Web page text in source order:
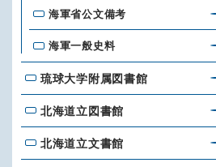
海軍省公文備考
海軍一般史料
琉球大学附属図書館
琉球大学附属図書館
北海道立図書館
北海道立図書館
北海道立文書館
北海道立文書館